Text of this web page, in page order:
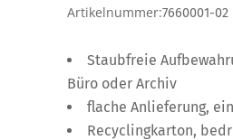
Artikelnummer:7660001-02
Staubfreie
Büro oder Archiv
flache Anlieferung,
Recyclingkarton,